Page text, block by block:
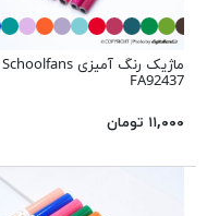
ماژیک رنگ آمیزی Schoolfans
FA92437
۱۱,۰۰۰ تومان